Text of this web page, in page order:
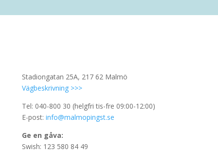
Stadiongatan 25A, 217 62 Malmö
Vägbeskrivning >>>
Tel: 040-800 30 (helgfri tis-fre 09:00-12:00)
E-post: info@malmopingst.se
Ge en gåva:
Swish: 123 580 84 49